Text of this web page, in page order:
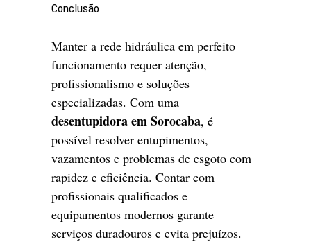
Conclusão
Manter a rede hidráulica em perfeito
funcionamento requer atenção,
profissionalismo e soluções
especializadas. Com uma
desentupidora em Sorocaba, é
possível resolver entupimentos,
vazamentos e problemas de esgoto com
rapidez e eficiência. Contar com
profissionais qualificados e
equipamentos modernos garante
serviços duradouros e evita prejuízos.